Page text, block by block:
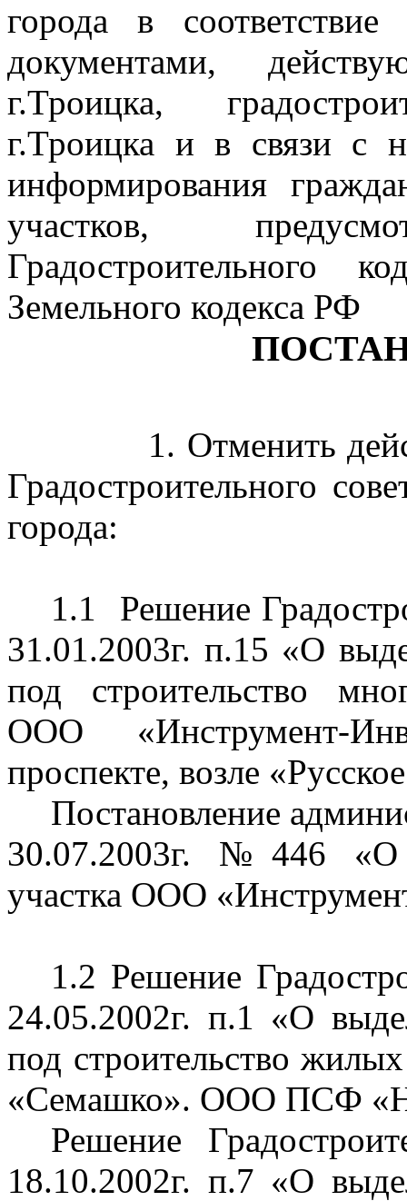
города в
документами,
г.Троицка,
г.Троицка и в связи с
информирования
участков,
Земельного кодекса РФ
1. Отменить
Градостроительного
города:
1.1
Решение
31.01.2003г. п.15 «О
под строительство
ООО «Инструмент-
проспекте, возле
Постановление
30.07.2003г. №446 «О
участка ООО «
1.2 Решение
24.05.2002г. п.1 «О
под строительство
«Семашко». ООО ПСФ
Решение
18.10.2002г. п.7 «О